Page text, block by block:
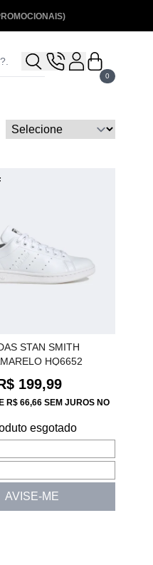
0
STAN SMITH
HQ6652
199,99
R$ 66,66 SEM JUROS NO
esgotado
AVISE-ME